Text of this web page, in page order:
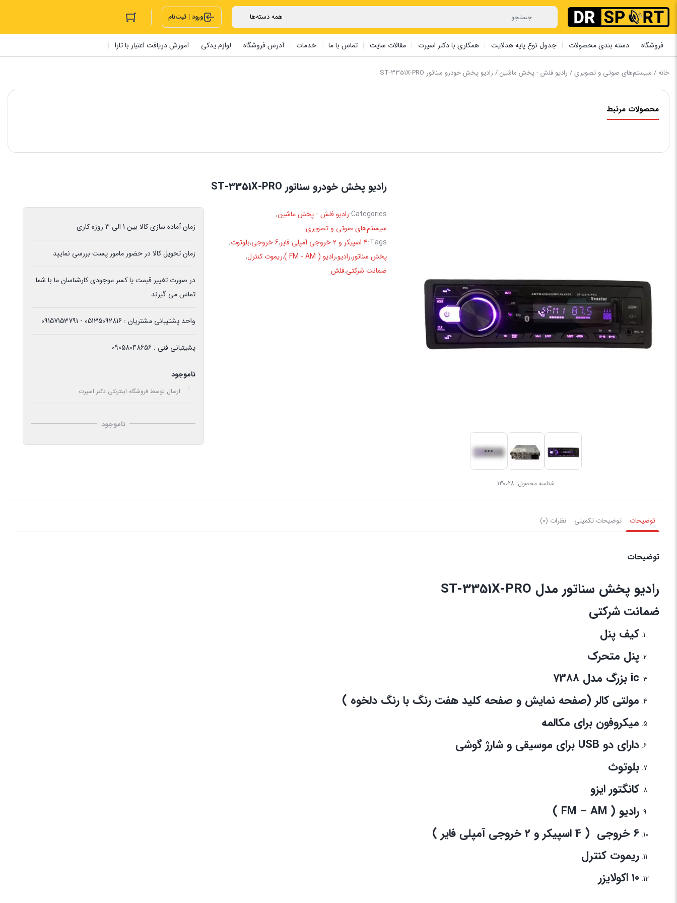
ورود | ثبت‌نام
فروشگاه دسته بندی محصولات جدول نوع پایه هدلایت همکاری با دکتر اسپرت مقالات سایت تماس با ما خدمات آدرس فروشگاه لوازم یدکی آموزش دریافت اعتبار با تارا
خانه/ سیستم‌های صوتی و تصویری/ رادیو فلش - پخش ماشین/ رادیو پخش خودرو سناتور ST-3351X-PRO
محصولات مرتبط
شناسه محصول:130028
رادیو پخش خودرو سناتور ST-3351X-PRO
Categories: رادیو فلش - پخش ماشین,
سیستم‌های صوتی و تصویری
Tags: 4 اسپیکر و 2 خروجی آمپلی فایر ,6 خروجی ,بلوتوث,
پخش سناتور,رادیو,رادیو ( FM - AM ) ,ریموت کنترل,
ضمانت شرکتی,فلش
زمان آماده سازی کالا بین 1 الی 3 روزه کاری
زمان تحویل کالا در حضور مامور پست بررسی نمایید
در صورت تغییر قیمت یا کسر موجودی کارشناسان ما با شما
تماس می گیرند
واحد پشتیبانی مشتریان : 05135092816 - 09157153791
پشیتبانی فنی : 09058048656
ناموجود
ارسال توسط فروشگاه اینترنتی دکتر اسپرت
ناموجود
توضیحات توضیحات تکمیلی نظرات (0)
توضیحات
رادیو پخش سناتور مدل ST-3351X-PRO
ضمانت شرکتی
کیف پنل
پنل متحرک
ic بزرگ مدل 7388
مولتی کالر (صفحه نمایش و صفحه کلید هفت رنگ با رنگ دلخوه )
میکروفون برای مکالمه
دارای دو USB برای موسیقی و شارژ گوشی
بلوتوث
کانگتور ایزو
رادیو ( FM – AM )
6 خروجی ( 4 اسپیکر و 2 خروجی آمپلی فایر )
ریموت کنترل
10 اکولایزر